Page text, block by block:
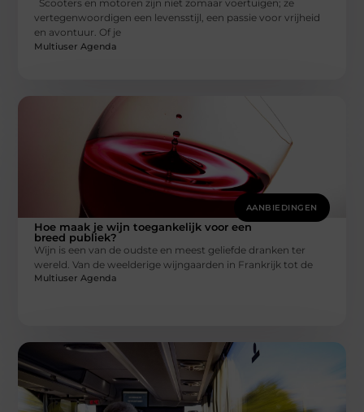
Scooters en motoren zijn niet zomaar voertuigen; ze
vertegenwoordigen een levensstijl, een passie voor vrijheid
en avontuur. Of je
Multiuser Agenda
AANBIEDINGEN
Hoe maak je wijn toegankelijk voor een
breed publiek?
Wijn is een van de oudste en meest geliefde dranken ter
wereld. Van de weelderige wijngaarden in Frankrijk tot de
Multiuser Agenda